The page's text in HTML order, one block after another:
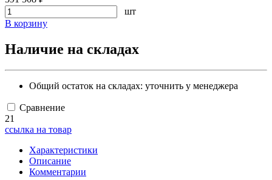
шт
В корзину
Наличие на складах
Общий остаток на складах: уточнить у менеджера
Сравнение
21
ссылка на товар
Характеристики
Описание
Комментарии